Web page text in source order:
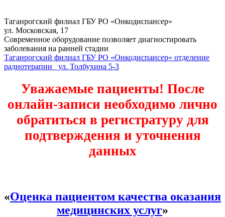
Таганрогский филиал ГБУ РО «Онкодиспансер»
ул. Московская, 17
Современное оборудование позволяет диагностировать
заболевания на ранней стадии
Таганрогский филиал ГБУ РО «Онкодиспансер» отделение
радиотерапии ул. Толбухина 5-3
Уважаемые пациенты! После
онлайн-записи необходимо лично
обратиться в регистратуру для
подтверждения и уточнения
данных
«Оценка пациентом качества оказания
медицинских услуг»